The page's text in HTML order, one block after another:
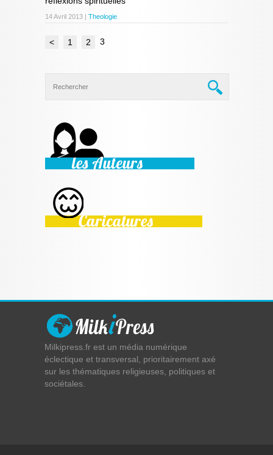
14 Avril 2013 | Theologie
< 1 2 3
Milkipress.fr est un média numérique
éclectique et transversal, prioritairement axé
sur les thématiques religieuses, politiques et
sociétales.